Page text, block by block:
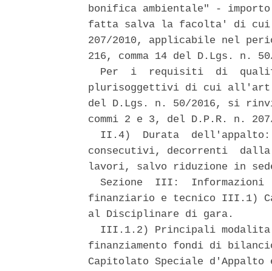
bonifica ambientale" -
fatta salva la facolta' di cui
207/2010, applicabile nel
216, comma 14 del D.Lgs. n.
Per  i  requisiti  di
plurisoggettivi di cui
del D.Lgs. n. 50/2016, si
commi 2 e 3, del D.P.R. n.
II.4)  Durata
consecutivi, decorrenti
lavori, salvo riduzione in
Sezione  III:  Informazioni
finanziario e tecnico III.1)
al Disciplinare di gara.
III.1.2) Principali
finanziamento fondi di
Capitolato Speciale